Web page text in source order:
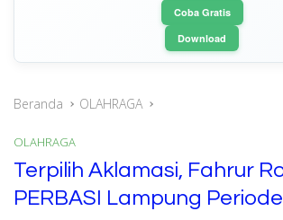
Coba Gratis
Download
Beranda OLAHRAGA
OLAHRAGA
Terpilih Aklamasi, Fahrur
PERBASI Lampung